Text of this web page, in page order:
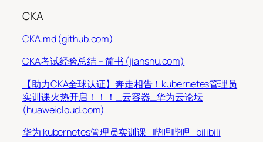
CKA
CKA.md (github.com)
CKA考试经验总结 – 简书 (jianshu.com)
【助力CKA全球认证】奔走相告！kubernetes管理员
实训课火热开启！！！_云容器_华为云论坛
(huaweicloud.com)
华为 kubernetes管理员实训课_哔哩哔哩_bilibili